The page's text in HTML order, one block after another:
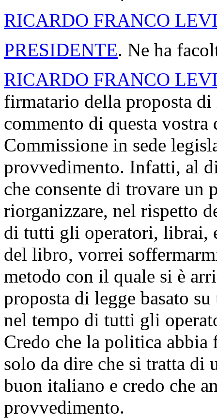
RICARDO FRANCO
PRESIDENTE. Ne ha
RICARDO FRANCO
firmatario della proposta
commento di questa
Commissione in sede
provvedimento. Infatti, al
che consente di trovare
riorganizzare, nel rispetto
di tutti gli operatori, librai,
del libro, vorrei
metodo con il quale si è
proposta di legge basato
nel tempo di tutti gli
Credo che la politica abbia
solo da dire che si tratta di
buon italiano e credo che
provvedimento.